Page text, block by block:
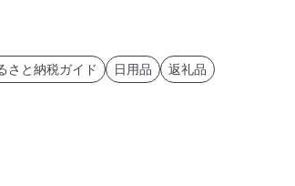
さと納税ガイド 日用品 返礼品